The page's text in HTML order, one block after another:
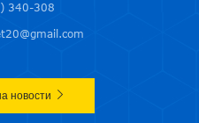
340-308
новости